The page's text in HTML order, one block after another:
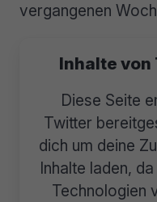
vergangenen
Inhalte
Diese Seite
Twitter
dich um deine
Inhalte laden,
Technologien